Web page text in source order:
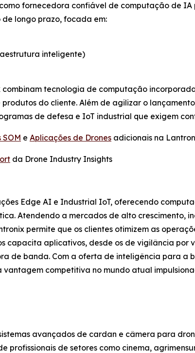
fornecedora confiável de computação de
longo prazo, focada em:
inteligente)
combinam tecnologia de computação
do cliente. Além de agilizar o
de defesa e IoT industrial que exigem
SOM e Aplicações de Drones adicionais na
da Drone Industry Insights
Edge AI e Industrial IoT, oferecendo
Atendendo a mercados de alto crescimento,
permite que os clientes otimizem as
capacita aplicativos, desde os de vigilância por
de banda. Com a oferta de inteligência para a
competitiva no mundo atual
avançados de cardan e câmera para
de setores como cinema,